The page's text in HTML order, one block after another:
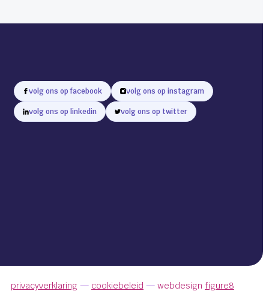
volg ons op facebook volg ons op instagram
volg ons op linkedin volg ons op twitter
privacyverklaring cookiebeleid webdesign figure8